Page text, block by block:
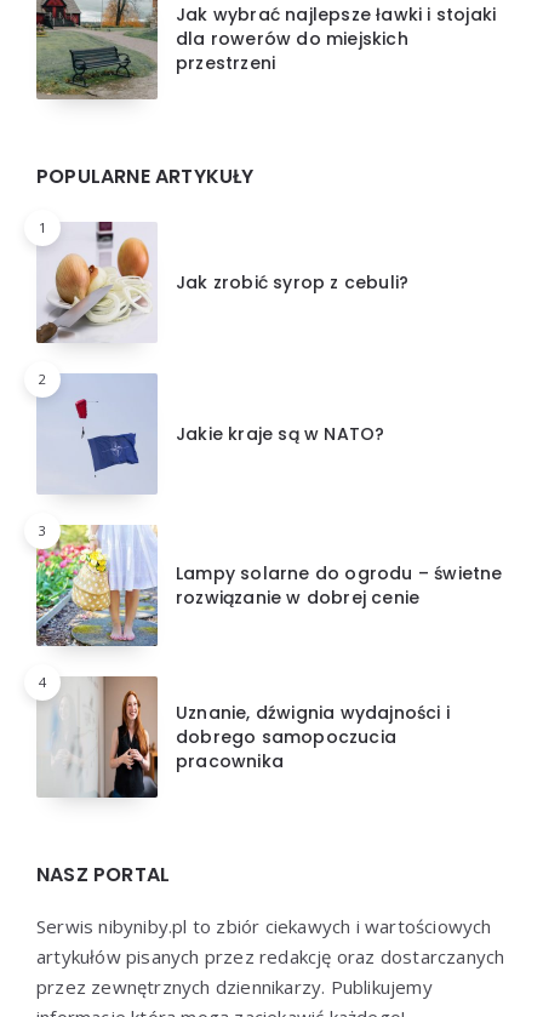
Jak wybrać najlepsze ławki i stojaki
dla rowerów do miejskich
przestrzeni
POPULARNE ARTYKUŁY
1
Jak zrobić syrop z cebuli?
2
Jakie kraje są w NATO?
3
Lampy solarne do ogrodu – świetne
rozwiązanie w dobrej cenie
4
Uznanie, dźwignia wydajności i
dobrego samopoczucia
pracownika
NASZ PORTAL
Serwis nibyniby.pl to zbiór ciekawych i wartościowych
artykułów pisanych przez redakcję oraz dostarczanych
przez zewnętrznych dziennikarzy. Publikujemy